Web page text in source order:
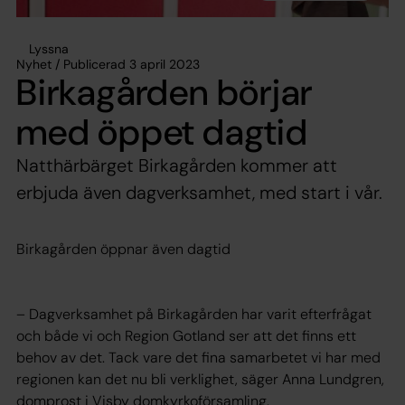
Lyssna
Nyhet / Publicerad 3 april 2023
Birkagården börjar
med öppet dagtid
Natthärbärget Birkagården kommer att
erbjuda även dagverksamhet, med start i vår.
Birkagården öppnar även dagtid
– Dagverksamhet på Birkagården har varit efterfrågat
och både vi och Region Gotland ser att det finns ett
behov av det. Tack vare det fina samarbetet vi har med
regionen kan det nu bli verklighet, säger Anna Lundgren,
domprost i Visby domkyrkoförsamling.